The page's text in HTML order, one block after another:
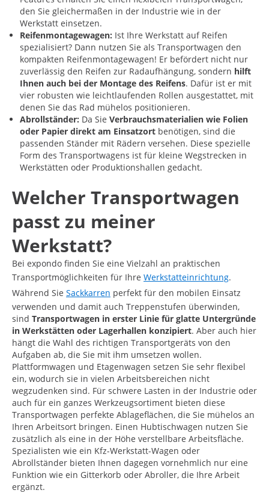
den Sie gleichermaßen in der Industrie wie in der
Werkstatt einsetzen.
Reifenmontagewagen: Ist Ihre Werkstatt auf Reifen
spezialisiert? Dann nutzen Sie als Transportwagen den
kompakten Reifenmontagewagen! Er befördert nicht nur
zuverlässig den Reifen zur Radaufhängung, sondern hilft
Ihnen auch bei der Montage des Reifens. Dafür ist er mit
vier robusten wie leichtlaufenden Rollen ausgestattet, mit
denen Sie das Rad mühelos positionieren.
Abrollständer: Da Sie Verbrauchsmaterialien wie Folien
oder Papier direkt am Einsatzort benötigen, sind die
passenden Ständer mit Rädern versehen. Diese spezielle
Form des Transportwagens ist für kleine Wegstrecken in
Werkstätten oder Produktionshallen gedacht.
Welcher Transportwagen
passt zu meiner
Werkstatt?
Bei expondo finden Sie eine Vielzahl an praktischen
Transportmöglichkeiten für Ihre Werkstatteinrichtung.
Während Sie Sackkarren perfekt für den mobilen Einsatz
verwenden und damit auch Treppenstufen überwinden,
sind Transportwagen in erster Linie für glatte Untergründe
in Werkstätten oder Lagerhallen konzipiert. Aber auch hier
hängt die Wahl des richtigen Transportgeräts von den
Aufgaben ab, die Sie mit ihm umsetzen wollen.
Plattformwagen und Etagenwagen setzen Sie sehr flexibel
ein, wodurch sie in vielen Arbeitsbereichen nicht
wegzudenken sind. Für schwere Lasten in der Industrie oder
auch für ein ganzes Werkzeugsortiment bieten diese
Transportwagen perfekte Ablageflächen, die Sie mühelos an
Ihren Arbeitsort bringen. Einen Hubtischwagen nutzen Sie
zusätzlich als eine in der Höhe verstellbare Arbeitsfläche.
Spezialisten wie ein Kfz-Werkstatt-Wagen oder
Abrollständer bieten Ihnen dagegen vornehmlich nur eine
Funktion wie ein Gitterkorb oder Abroller, die Ihre Arbeit
ergänzt.